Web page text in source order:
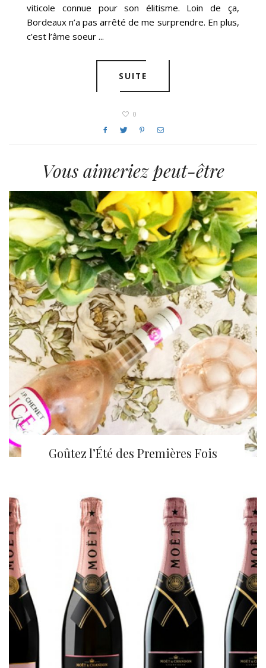
viticole connue pour son élitisme. Loin de ça,
Bordeaux n’a pas arrêté de me surprendre. En plus,
c’est l’âme soeur ...
SUITE
0
Vous aimeriez peut-être
Goûtez l’Été des Premières Fois